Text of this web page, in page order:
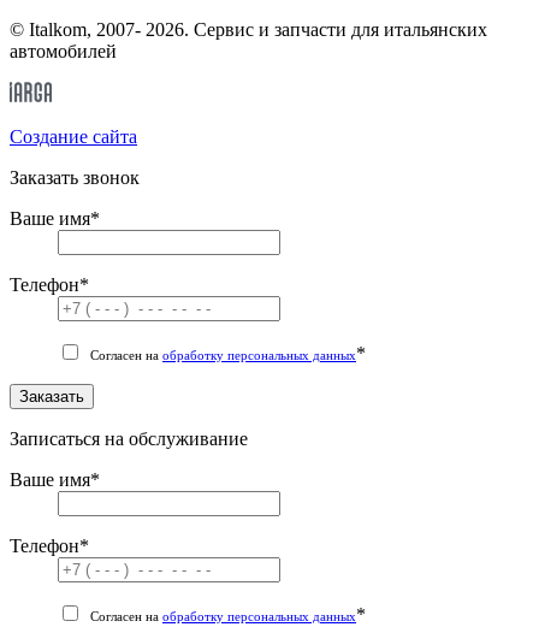
© Italkom, 2007- 2026. Сервис и запчасти для итальянских
автомобилей
Cоздание сайта
Заказать звонок
Ваше имя*
Телефон*
Согласен на обработку персональных данных*
Заказать
Записаться на обслуживание
Ваше имя*
Телефон*
Согласен на обработку персональных данных*